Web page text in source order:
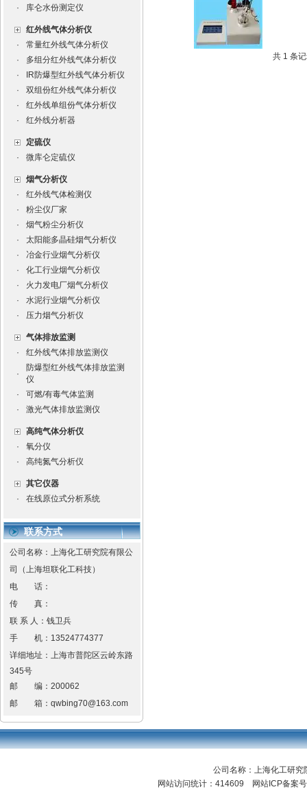
·
库仑水份测定仪
红外线气体分析仪
·
常量红外线气体分析仪
·
多组分红外线气体分析仪
·
IR防爆型红外线气体分析仪
·
双组份红外线气体分析仪
·
红外线单组份气体分析仪
·
红外线分析器
定硫仪
·
微库仑定硫仪
烟气分析仪
·
红外线气体检测仪
·
粉尘仪厂家
·
烟气粉尘分析仪
·
太阳能多晶硅烟气分析仪
·
冶金行业烟气分析仪
·
化工行业烟气分析仪
·
火力发电厂烟气分析仪
·
水泥行业烟气分析仪
·
压力烟气分析仪
气体排放监测
·
红外线气体排放监测仪
·
防爆型红外线气体排放监测
仪
·
可燃/有毒气体监测
·
激光气体排放监测仪
高纯气体分析仪
·
氧分仪
·
高纯氮气分析仪
其它仪器
·
在线原位式分析系统
联系方式
公司名称：上海化工研究院有限公
司（上海坦联化工科技）
电 话：
传 真：
联 系 人：钱卫兵
手 机： 13524774377
详细地址： 上海市普陀区云岭东路
345号
邮 编： 200062
邮 箱： qwbing70@163.com
共 1 条
公司名称：上海化工研
网站访问统计：414609 网站ICP备案